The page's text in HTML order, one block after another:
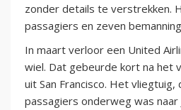
zonder details te verstrekken.
passagiers en zeven
In maart verloor een United
wiel. Dat gebeurde kort na het
uit San Francisco. Het
passagiers onderweg was naar